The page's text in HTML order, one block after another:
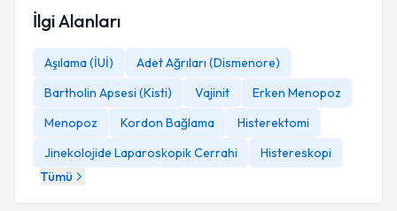
İlgi Alanları
Aşılama (İUİ)
Adet Ağrıları (Dismenore)
Bartholin Apsesi (Kisti)
Vajinit
Erken Menopoz
Menopoz
Kordon Bağlama
Histerektomi
Jinekolojide Laparoskopik Cerrahi
Histereskopi
Tümü